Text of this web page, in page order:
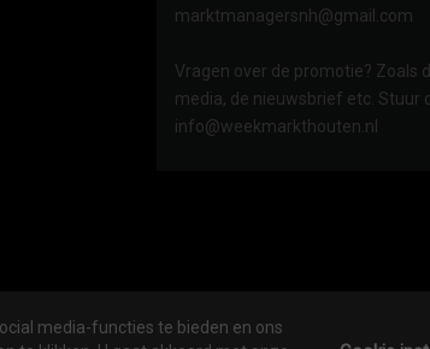
marktmanagersnh@gmail.com
Vragen over de promotie? Zoals
media, de nieuwsbrief etc. Stuur
info@weekmarkthouten.nl
media-functies te bieden en ons